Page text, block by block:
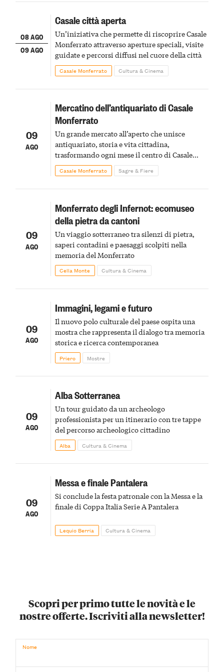
08 AGO
09 AGO
Casale città aperta
Un’iniziativa che permette di riscoprire Casale
Monferrato attraverso aperture speciali, visite
guidate e percorsi diffusi nel cuore della città
Casale Monferrato Cultura & Cinema
09
AGO
Mercatino dell’antiquariato di Casale
Monferrato
Un grande mercato all’aperto che unisce
antiquariato, storia e vita cittadina,
trasformando ogni mese il centro di Casale
Monferrato in un luogo di scoperta e racconto
Casale Monferrato Sagre & Fiere
09
AGO
Monferrato degli Infernot: ecomuseo
della pietra da cantoni
Un viaggio sotterraneo tra silenzi di pietra,
saperi contadini e paesaggi scolpiti nella
memoria del Monferrato
Cella Monte Cultura & Cinema
09
AGO
Immagini, legami e futuro
Il nuovo polo culturale del paese ospita una
mostra che rappresenta il dialogo tra memoria
storica e ricerca contemporanea
Priero Mostre
09
AGO
Alba Sotterranea
Un tour guidato da un archeologo
professionista per un itinerario con tre tappe
del percorso archeologico cittadino
Alba Cultura & Cinema
09
AGO
Messa e finale Pantalera
Si conclude la festa patronale con la Messa e la
finale di Coppa Italia Serie A Pantalera
Lequio Berria Cultura & Cinema
Scopri per primo tutte le novità e le
nostre offerte. Iscriviti alla newsletter!
Nome